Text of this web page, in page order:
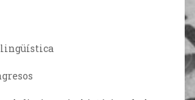
lingüística